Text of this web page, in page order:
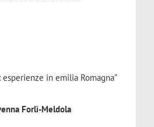
in emilia Romagna”
Forlì-Meldola